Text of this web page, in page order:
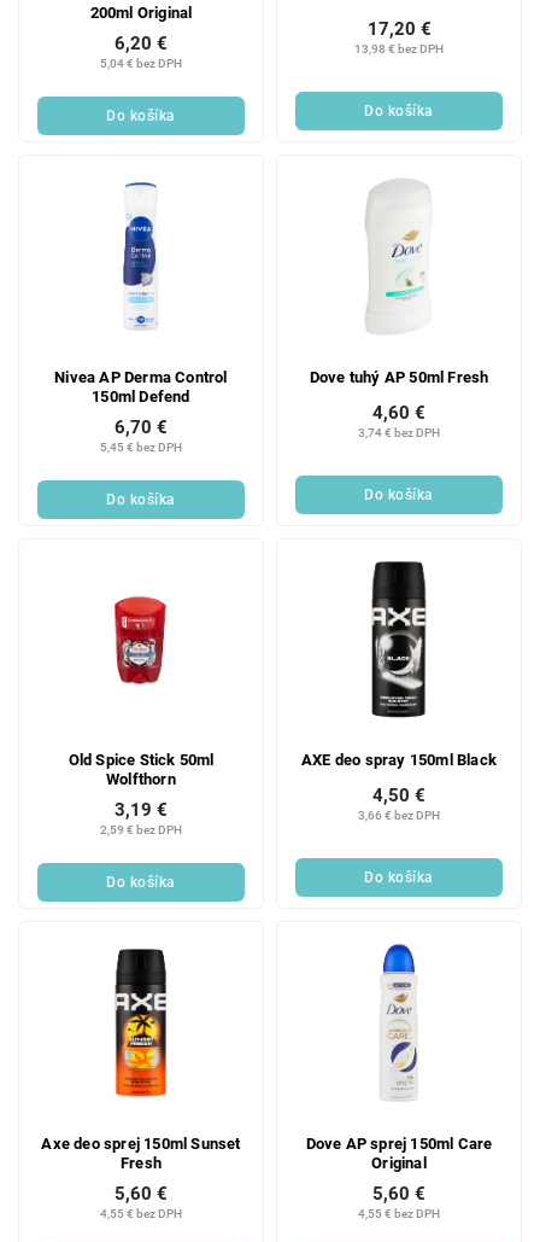
200ml Original
5,04 € bez DPH
6,20 €
Do košíka
13,98 € bez DPH
17,20 €
Do košíka
Nivea AP Derma Control
150ml Defend
5,45 € bez DPH
6,70 €
Do košíka
Dove tuhý AP 50ml Fresh
3,74 € bez DPH
4,60 €
Do košíka
Old Spice Stick 50ml
Wolfthorn
2,59 € bez DPH
3,19 €
Do košíka
AXE deo spray 150ml Black
3,66 € bez DPH
4,50 €
Do košíka
Axe deo sprej 150ml Sunset
Fresh
4,55 € bez DPH
5,60 €
Dove AP sprej 150ml Care
Original
4,55 € bez DPH
5,60 €